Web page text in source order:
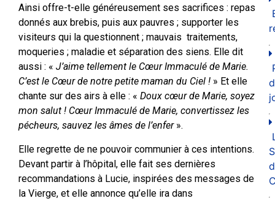
Ainsi offre-t-elle généreusement ses sacrifices : repas
donnés aux brebis, puis aux pauvres ; supporter les
visiteurs qui la questionnent ; mauvais traitements,
moqueries ; maladie et séparation des siens. Elle dit
aussi : « J’aime tellement le Cœur Immaculé de Marie.
C’est le Cœur de notre petite maman du Ciel ! » Et elle
chante sur des airs à elle : « Doux cœur de Marie, soyez
mon salut ! Cœur Immaculé de Marie, convertissez les
pécheurs, sauvez les âmes de l’enfer ».
Elle regrette de ne pouvoir communier à ces intentions.
Devant partir à l’hôpital, elle fait ses dernières
recommandations à Lucie, inspirées des messages de
la Vierge, et elle annonce qu’elle ira dans